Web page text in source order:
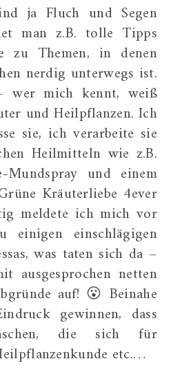
man z.B. tolle Tipps
zu Themen, in denen
nerdig unterwegs ist.
mich kennt, weiß
und Heilpflanzen. Ich
sie, ich verarbeite sie
Heilmitteln wie z.B.
Mundspray und einem
Kräuterliebe 4ever
meldete ich mich vor
einigen einschlägigen
was taten sich da –
ausgesprochen netten
auf! 😮 Beinahe
gewinnen, dass
die sich für
etc.…